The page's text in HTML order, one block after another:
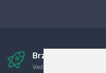
Brza i sigurna
Već za nekoliko dana